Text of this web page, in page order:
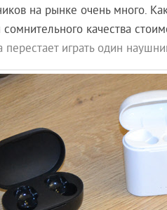
на рынке очень много.
качества
перестает играть один